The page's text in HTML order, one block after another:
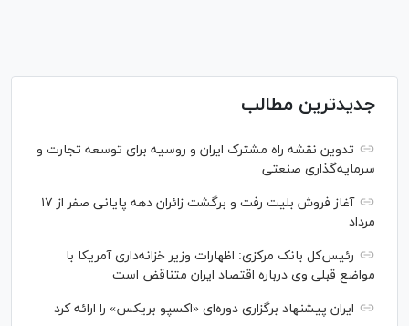
جدیدترین مطالب
تدوین نقشه راه مشترک ایران و روسیه برای توسعه تجارت و
سرمایه‌گذاری صنعتی
آغاز فروش بلیت رفت و برگشت زائران دهه پایانی صفر از ۱۷
مرداد
رئیس‌کل بانک مرکزی: اظهارات وزیر خزانه‌داری آمریکا با
مواضع قبلی وی درباره اقتصاد ایران متناقض است
ایران پیشنهاد برگزاری دوره‌ای «اکسپو بریکس» را ارائه کرد